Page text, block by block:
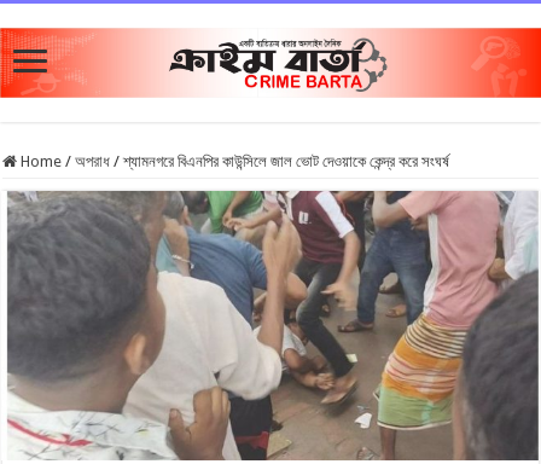
Home / অপরাধ / শ্যামনগরে বিএনপির কাউন্সিলে জাল ভোট দেওয়াকে কেন্দ্র করে সংঘর্ষ